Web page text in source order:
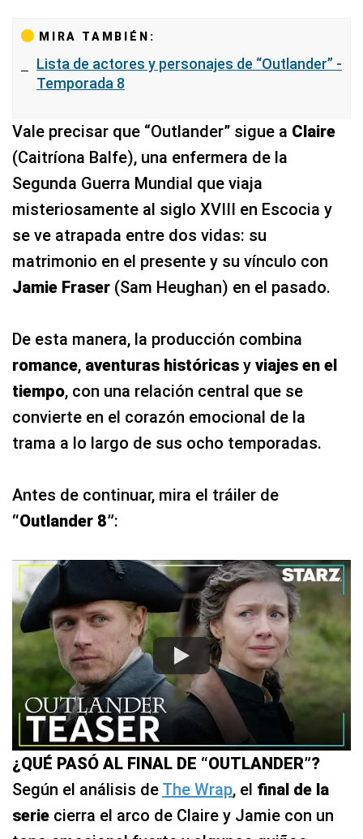
MIRA TAMBIÉN:
Lista de actores y personajes de “Outlander” -
Temporada 8
Vale precisar que “Outlander” sigue a Claire
(Caitríona Balfe), una enfermera de la
Segunda Guerra Mundial que viaja
misteriosamente al siglo XVIII en Escocia y
se ve atrapada entre dos vidas: su
matrimonio en el presente y su vínculo con
Jamie Fraser (Sam Heughan) en el pasado.
De esta manera, la producción combina
romance, aventuras históricas y viajes en el
tiempo, con una relación central que se
convierte en el corazón emocional de la
trama a lo largo de sus ocho temporadas.
Antes de continuar, mira el tráiler de
“Outlander 8”:
¿QUÉ PASÓ AL FINAL DE “OUTLANDER”?
Según el análisis de The Wrap, el final de la
serie cierra el arco de Claire y Jamie con un